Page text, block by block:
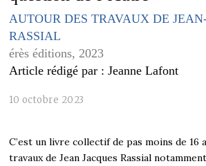
AUTOUR DES TRAVAUX DE
RASSIAL
érès éditions, 2023
Article rédigé par : Jeanne Lafont
10 octobre 2023
C’est un livre collectif de pas moins de 16
travaux de Jean Jacques Rassial